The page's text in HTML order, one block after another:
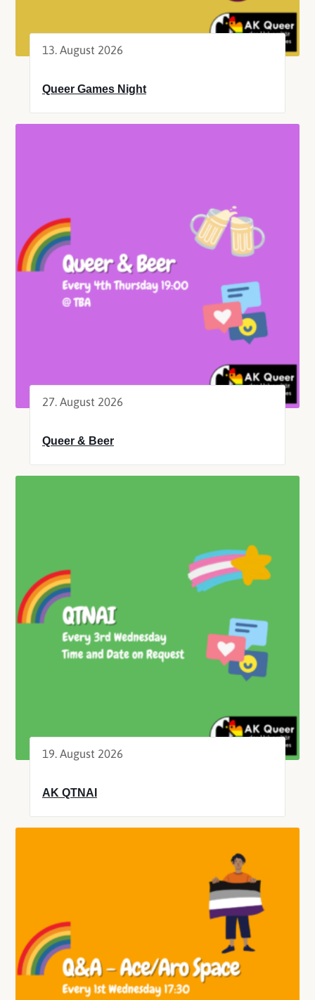
13. August 2026
Queer Games Night
27. August 2026
Queer & Beer
19. August 2026
AK QTNAI